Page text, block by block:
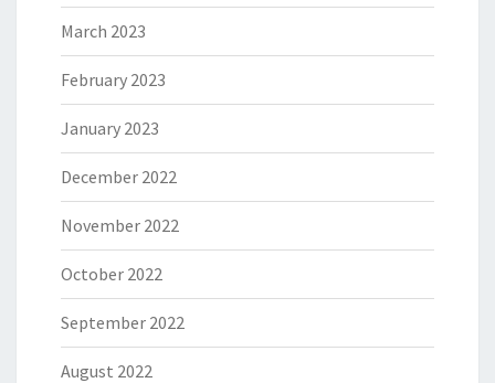
March 2023
February 2023
January 2023
December 2022
November 2022
October 2022
September 2022
August 2022